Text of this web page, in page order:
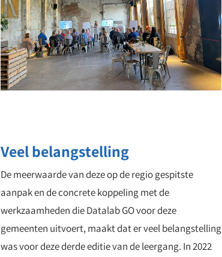
Veel belangstelling
De meerwaarde van deze op de regio gespitste
aanpak en de concrete koppeling met de
werkzaamheden die Datalab GO voor deze
gemeenten uitvoert, maakt dat er veel belangstelling
was voor deze derde editie van de leergang. In 2022